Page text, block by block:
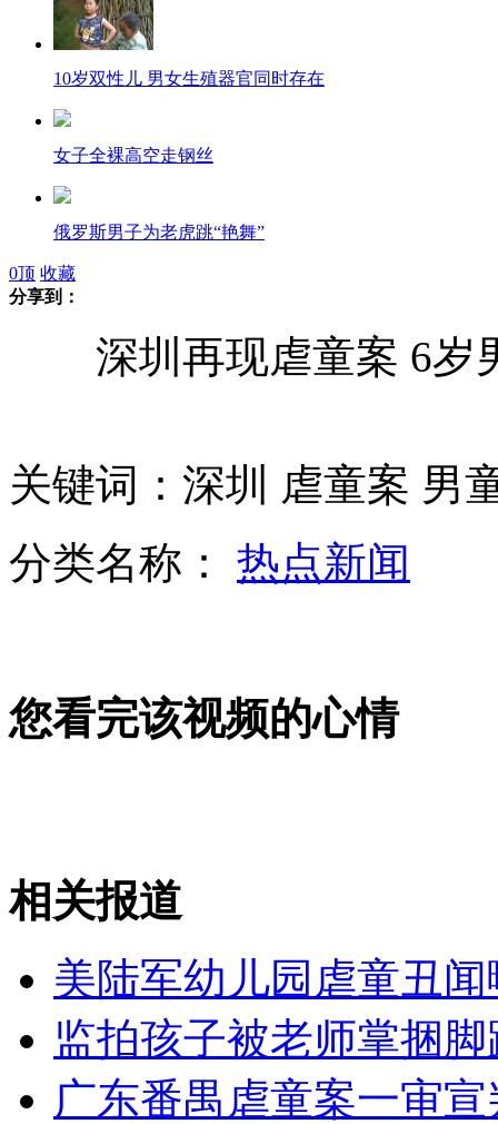
10岁双性儿 男女生殖器官同时存在
女子全裸高空走钢丝
俄罗斯男子为老虎跳“艳舞”
男子与朋友打赌 吃28个生鸡蛋后死亡
“房妹”11套房系在其父任房管局长时购买
安徽蚌埠八一化工厂发生爆炸事故 引发大火
女孩北京地铁殴打老人 痛下狠手拳打脚踢
外交部：反对强权政治霸凌主义
外交部：有关国家言论片面不公正
安徽一实载49人客车翻车
0顶 收藏
分享到：
深圳再现虐童案 6岁
关键词：深圳 虐童案 男
分类名称： 热点新闻
您看完该视频的心情
相关报道
美陆军幼儿园虐童丑闻
监拍孩子被老师掌捆
广东番禺虐童案一审